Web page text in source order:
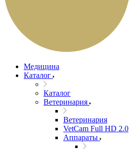
Медицина
Каталог
Каталог
Ветеринария
Ветеринария
VetCam Full HD 2.0
Аппараты